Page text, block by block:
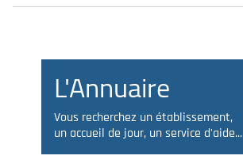
L'Annuaire
Vous recherchez un établissement,
un accueil de jour, un service d'aide...